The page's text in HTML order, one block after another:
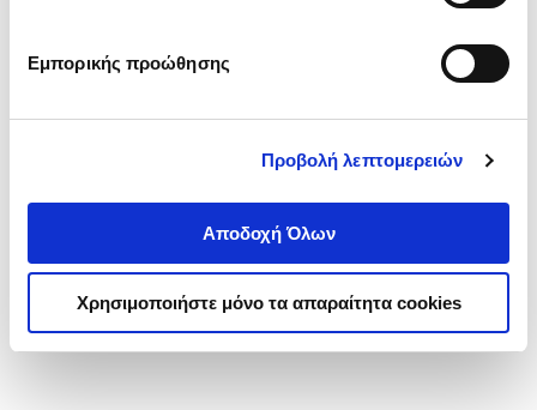
Εμπορικής προώθησης
Προβολή λεπτομερειών
Αποδοχή Όλων
Χρησιμοποιήστε μόνο τα απαραίτητα cookies